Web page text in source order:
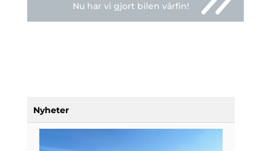
Nyheter
Nu har vi gjort bilen vårfin!